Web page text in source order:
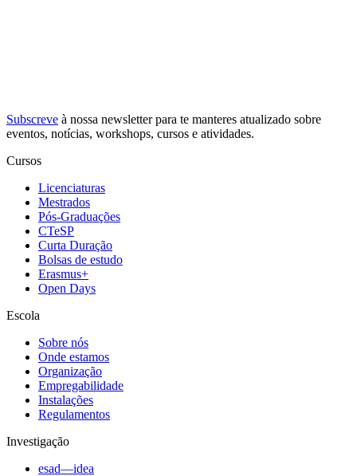
Subscreve à nossa newsletterpara te manteres atualizado sobre
eventos, notícias, workshops, cursos e atividades.
Cursos
Licenciaturas
Mestrados
Pós-Graduações
CTeSP
Curta Duração
Bolsas de estudo
Erasmus+
Open Days
Escola
Sobre nós
Onde estamos
Organização
Empregabilidade
Instalações
Regulamentos
Investigação
esad—idea